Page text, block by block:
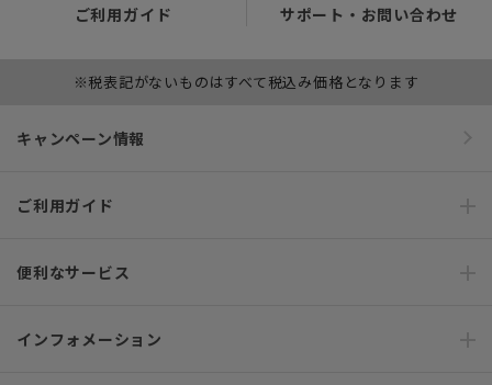
ご利用ガイド サポート・お問い合わせ
※税表記がないものはすべて税込み価格となります
キャンペーン情報
ご利用ガイド
便利なサービス
インフォメーション